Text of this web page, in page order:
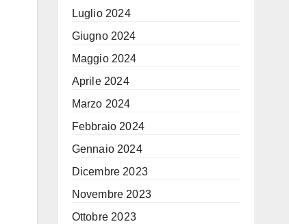
Luglio 2024
Giugno 2024
Maggio 2024
Aprile 2024
Marzo 2024
Febbraio 2024
Gennaio 2024
Dicembre 2023
Novembre 2023
Ottobre 2023